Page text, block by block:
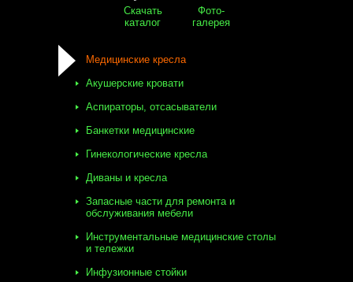
Скачать
каталог
Фото-
галерея
Медицинские кресла
Акушерские кровати
Аспираторы, отсасыватели
Банкетки медицинские
Гинекологические кресла
Диваны и кресла
Запасные части для ремонта и
обслуживания мебели
Инструментальные медицинские столы
и тележки
Инфузионные стойки